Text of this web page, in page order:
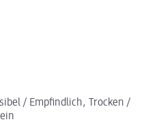
/ Empfindlich, Trocken /